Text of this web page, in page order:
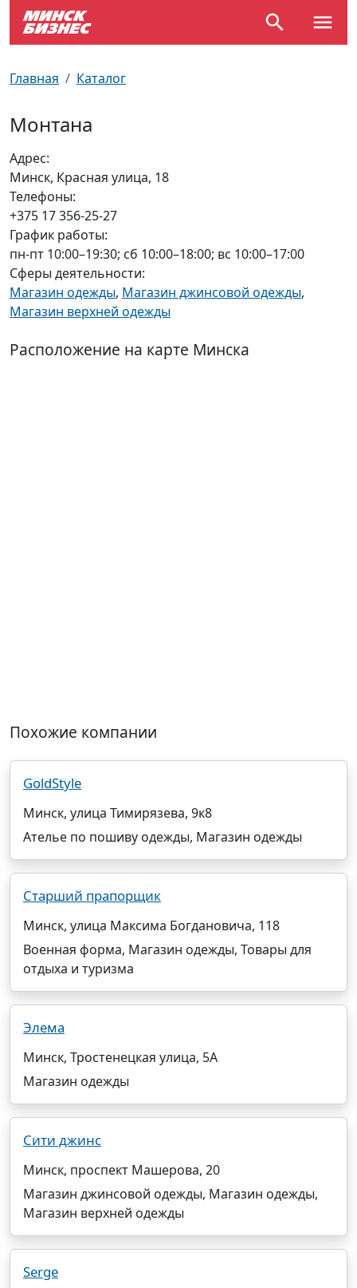
Главная Каталог
Монтана
Адрес:
Минск, Красная улица, 18
Телефоны:
+375 17 356-25-27
График работы:
пн-пт 10:00–19:30; сб 10:00–18:00; вс 10:00–17:00
Сферы деятельности:
Магазин одежды, Магазин джинсовой одежды,
Магазин верхней одежды
Расположение на карте Минска
Похожие компании
GoldStyle
Минск, улица Тимирязева, 9к8
Ателье по пошиву одежды, Магазин одежды
Старший прапорщик
Минск, улица Максима Богдановича, 118
Военная форма, Магазин одежды, Товары для
отдыха и туризма
Элема
Минск, Тростенецкая улица, 5А
Магазин одежды
Сити джинс
Минск, проспект Машерова, 20
Магазин джинсовой одежды, Магазин одежды,
Магазин верхней одежды
Serge
Улицы Минска
Производственный календарь
Документы для ЗАГСа
Пробки на дорогах
Самолеты